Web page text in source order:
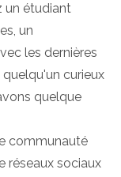
un étudiant
un
les dernières
curieux
quelque
communauté
réseaux sociaux